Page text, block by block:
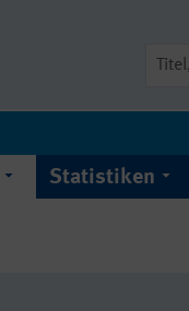
Statistiken